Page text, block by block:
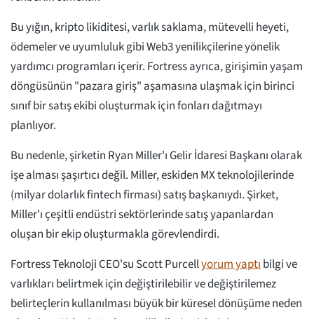
Bu yığın, kripto likiditesi, varlık saklama, mütevelli heyeti,
ödemeler ve uyumluluk gibi Web3 yenilikçilerine yönelik
yardımcı programları içerir. Fortress ayrıca, girişimin yaşam
döngüsünün "pazara giriş" aşamasına ulaşmak için birinci
sınıf bir satış ekibi oluşturmak için fonları dağıtmayı
planlıyor.
Bu nedenle, şirketin Ryan Miller'ı Gelir İdaresi Başkanı olarak
işe alması şaşırtıcı değil. Miller, eskiden MX teknolojilerinde
(milyar dolarlık fintech firması) satış başkanıydı. Şirket,
Miller'ı çeşitli endüstri sektörlerinde satış yapanlardan
oluşan bir ekip oluşturmakla görevlendirdi.
Fortress Teknoloji CEO'su Scott Purcellyorum yaptıbilgi ve
varlıkları belirtmek için değiştirilebilir ve değiştirilemez
belirteçlerin kullanılması büyük bir küresel dönüşüme neden